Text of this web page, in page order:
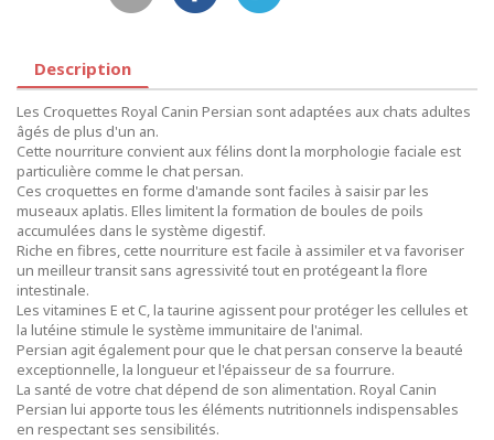
Description
Les Croquettes Royal Canin Persian sont adaptées aux chats adultes
âgés de plus d'un an.
Cette nourriture convient aux félins dont la morphologie faciale est
particulière comme le chat persan.
Ces croquettes en forme d'amande sont faciles à saisir par les
museaux aplatis. Elles limitent la formation de boules de poils
accumulées dans le système digestif.
Riche en fibres, cette nourriture est facile à assimiler et va favoriser
un meilleur transit sans agressivité tout en protégeant la flore
intestinale.
Les vitamines E et C, la taurine agissent pour protéger les cellules et
la lutéine stimule le système immunitaire de l'animal.
Persian agit également pour que le chat persan conserve la beauté
exceptionnelle, la longueur et l'épaisseur de sa fourrure.
La santé de votre chat dépend de son alimentation. Royal Canin
Persian lui apporte tous les éléments nutritionnels indispensables
en respectant ses sensibilités.